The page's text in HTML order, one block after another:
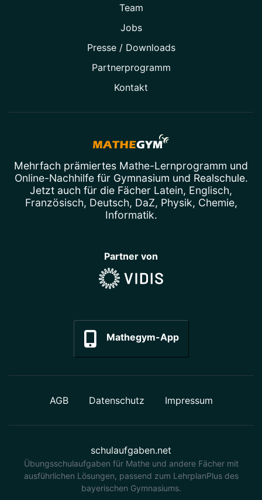
Team
Jobs
Presse / Downloads
Partner­programm
Kontakt
Mehrfach prämiertes Mathe-Lernprogramm und
Online-Nachhilfefür Gymnasium und Realschule.
Jetzt auch für die Fächer Latein, Englisch,
Französisch, Deutsch, DaZ, Physik, Chemie,
Informatik.
Partner von
Mathegym-App
AGB Datenschutz Impressum
schulaufgaben.net
Übungsschulaufgaben für Mathe und andere Fächer mit
ausführlichen Lösungen, passend zum LehrplanPlus des
bayerischen Gymnasiums.